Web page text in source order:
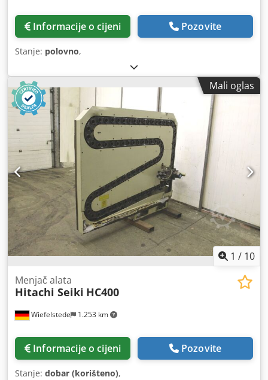
Informacije o cijeni Pozovite
Stanje: polovno,
Mali oglas
1 / 10
Wiefelstede 1.253 km
Menjač alata
Hitachi Seiki HC400
Informacije o cijeni Pozovite
Stanje: dobar (korišteno),